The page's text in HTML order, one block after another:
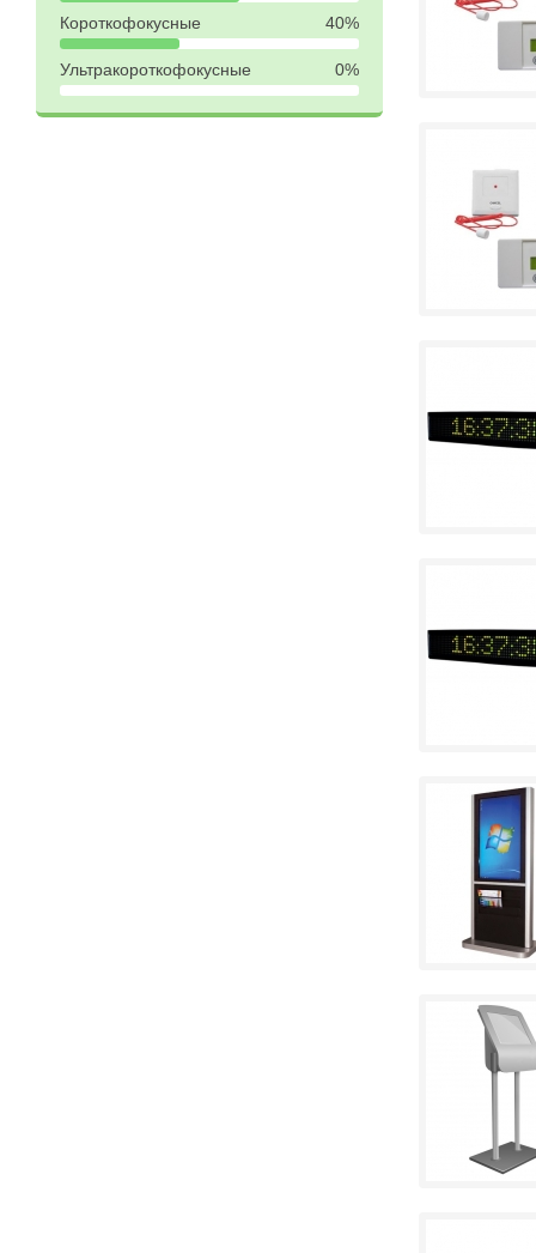
Короткофокусные 40%
Ультракороткофокусные 0%